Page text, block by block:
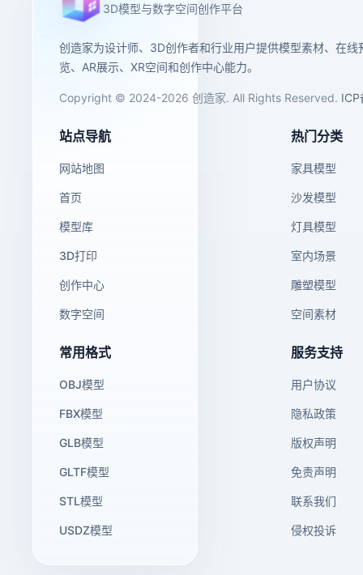
3D模型与数字空间创作平台
创造家为设计师、3D创作者和行业用户提供模型素材、在线
览、AR展示、XR空间和创作中心能力。
Copyright © 2024-2026 创造家. All Rights Reserved. ICP
站点导航
网站地图
首页
模型库
3D打印
创作中心
数字空间
热门分类
家具模型
沙发模型
灯具模型
室内场景
雕塑模型
空间素材
常用格式
OBJ模型
FBX模型
GLB模型
GLTF模型
STL模型
USDZ模型
服务支持
用户协议
隐私政策
版权声明
免责声明
联系我们
侵权投诉